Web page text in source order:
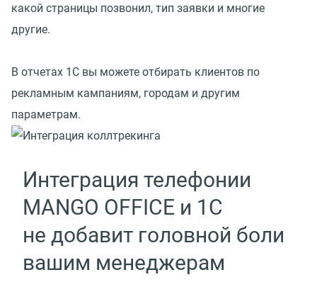
какой страницы позвонил, тип заявки и многие
другие.
В отчетах 1С вы можете отбирать клиентов по
рекламным кампаниям, городам и другим
параметрам.
Интеграция телефонии
MANGO OFFICE и 1C
не добавит головной боли
вашим менеджерам